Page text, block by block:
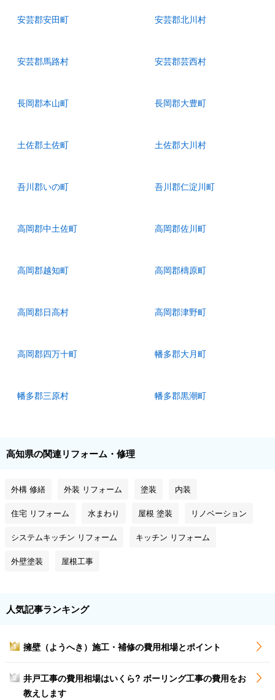
安芸郡安田町 安芸郡北川村
安芸郡馬路村 安芸郡芸西村
長岡郡本山町 長岡郡大豊町
土佐郡土佐町 土佐郡大川村
吾川郡いの町 吾川郡仁淀川町
高岡郡中土佐町 高岡郡佐川町
高岡郡越知町 高岡郡檮原町
高岡郡日高村 高岡郡津野町
高岡郡四万十町 幡多郡大月町
幡多郡三原村 幡多郡黒潮町
高知県の関連リフォーム・修理
外構 修繕 外装 リフォーム 塗装 内装
住宅 リフォーム 水まわり 屋根 塗装 リノベーション
システムキッチン リフォーム キッチン リフォーム
外壁塗装 屋根工事
人気記事ランキング
1 擁壁（ようへき）施工・補修の費用相場とポイント
2
井戸工事の費用相場はいくら? ボーリング工事の費用をお
教えします